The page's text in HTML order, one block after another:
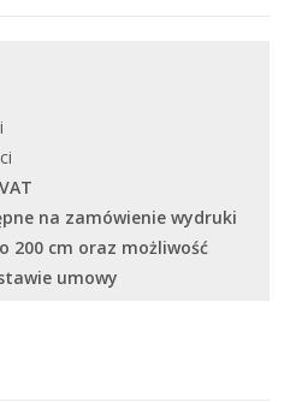
na zamówienie wydruki
200 cm oraz możliwość
umowy